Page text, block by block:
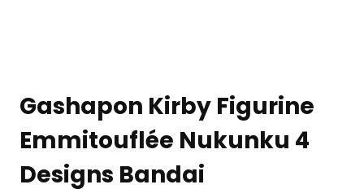
Gashapon Kirby Figurine
Emmitouflée Nukunku 4
Designs Bandai